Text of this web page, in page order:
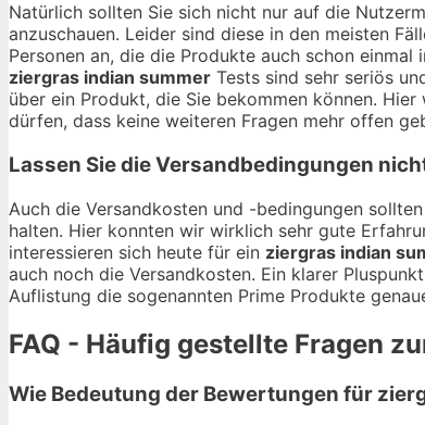
Natürlich sollten Sie sich nicht nur auf die
anzuschauen. Leider sind diese in den meisten
Personen an, die die Produkte auch schon
ziergras indian summer Tests sind sehr seriös
über ein Produkt, die Sie bekommen können.
dürfen, dass keine weiteren Fragen mehr offen
Lassen Sie die Versandbedingungen
Auch die Versandkosten und -bedingungen
halten. Hier konnten wir wirklich sehr gute
interessieren sich heute für ein ziergras indian
auch noch die Versandkosten. Ein klarer
Auflistung die sogenannten Prime Produkte
FAQ - Häufig gestellte Fragen
Wie Bedeutung der Bewertungen für